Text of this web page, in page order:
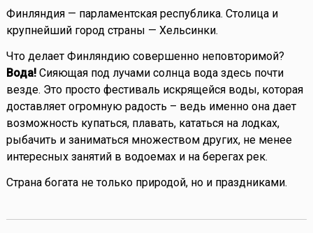
Финляндия — парламентская республика. Столица и
крупнейший город страны — Хельсинки.
Что делает Финляндию совершенно неповторимой?
Вода!Сияющая под лучами солнца вода здесь почти
везде. Это просто фестиваль искрящейся воды, которая
доставляет огромную радость – ведь именно она дает
возможность купаться, плавать, кататься на лодках,
рыбачить и заниматься множеством других, не менее
интересных занятий в водоемах и на берегах рек.
Страна богата не только природой, но и праздниками.